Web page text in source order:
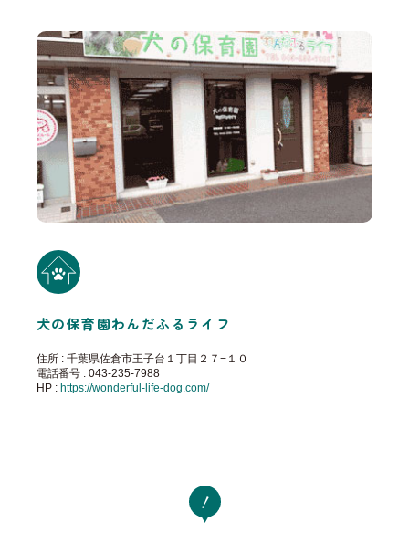
犬の保育園わんだふるライフ
住所 : 千葉県佐倉市王子台１丁目２７−１０
電話番号 : 043-235-7988
HP :https://wonderful-life-dog.com/